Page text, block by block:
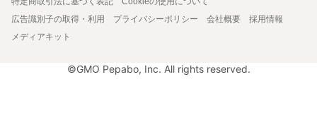
広告識別子の取得・利用
プライバシーポリシー 会社概要
採用情報
メディアキット
©GMO Pepabo, Inc. All rights reserved.